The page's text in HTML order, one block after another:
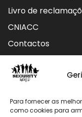
Para fornecer as
como cookies para
Livro de
CNIACC
Contactos
Contactos
912 009 740